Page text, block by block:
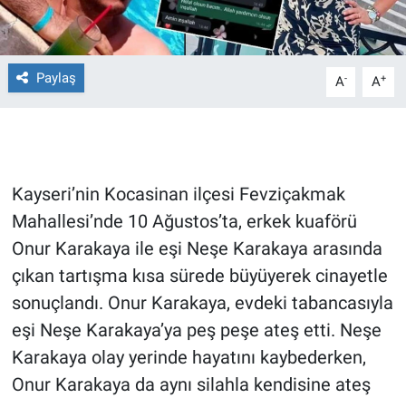
Paylaş A- A+
Kayseri’nin Kocasinan ilçesi Fevziçakmak
Mahallesi’nde 10 Ağustos’ta, erkek kuaförü
Onur Karakaya ile eşi Neşe Karakaya arasında
çıkan tartışma kısa sürede büyüyerek cinayetle
sonuçlandı. Onur Karakaya, evdeki tabancasıyla
eşi Neşe Karakaya’ya peş peşe ateş etti. Neşe
Karakaya olay yerinde hayatını kaybederken,
Onur Karakaya da aynı silahla kendisine ateş
Gerçeğin İzinde
Gün Başlıyor
Gündem Özel
Günün görüntüsü
Haber
İlan
Kimdir